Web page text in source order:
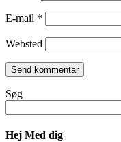
E-mail *
Websted
Søg
Hej Med dig